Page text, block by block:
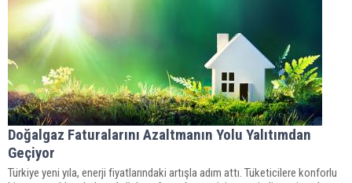
Doğalgaz Faturalarını Azaltmanın Yolu Yalıtımdan
Geçiyor
Türkiye yeni yıla, enerji fiyatlarındaki artışla adım attı. Tüketicilere konforlu